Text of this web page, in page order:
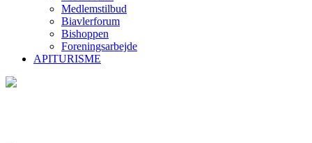
Medlemstilbud
Biavlerforum
Bishoppen
Foreningsarbejde
APITURISME